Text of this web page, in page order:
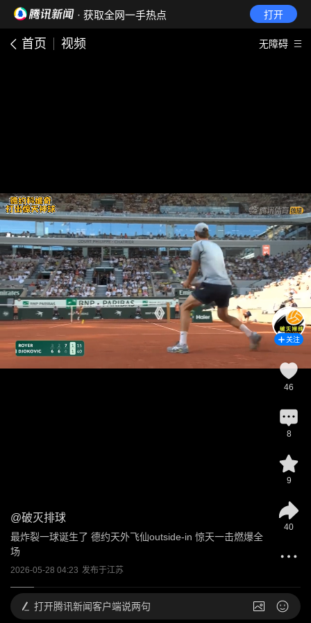
· 获取全网一手热点 打开
首页 视频 无障碍
@破灭排球
最炸裂一球诞生了 德约天外飞仙outside-in 惊天一击燃爆全
场
2026-05-28 04:23 发布于江苏
关注
46
8
9
40
打开腾讯新闻客户端说两句